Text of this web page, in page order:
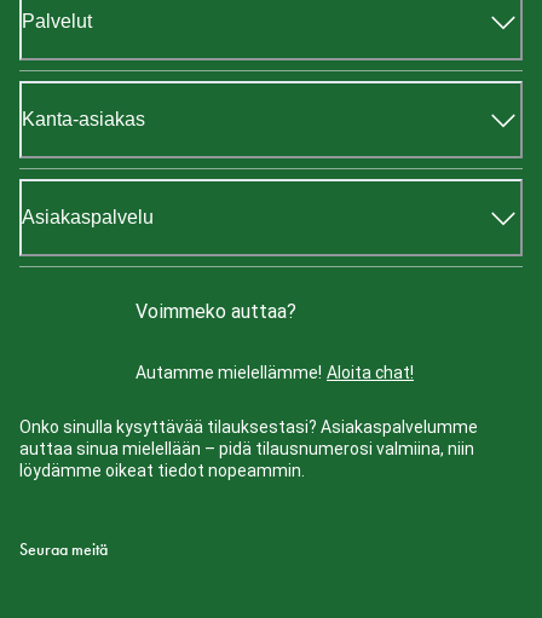
Palvelut
Kanta-asiakas
Asiakaspalvelu
Voimmeko auttaa?
Autamme mielellämme! Aloita chat!
Onko sinulla kysyttävää tilauksestasi? Asiakaspalvelumme
auttaa sinua mielellään – pidä tilausnumerosi valmiina, niin
löydämme oikeat tiedot nopeammin.
Seuraa meitä